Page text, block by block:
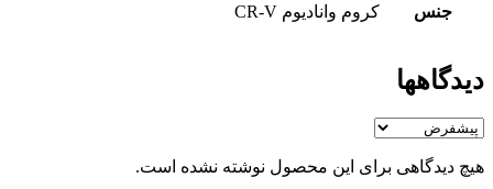
جنس کروم وانادیوم CR-V
دیدگاهها
هیچ دیدگاهی برای این محصول نوشته نشده است.